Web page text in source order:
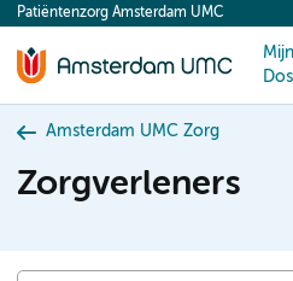
content
Patiëntenzorg Amsterdam UMC
Mijn
Amsterdam UMC Zorg
Zorgverleners